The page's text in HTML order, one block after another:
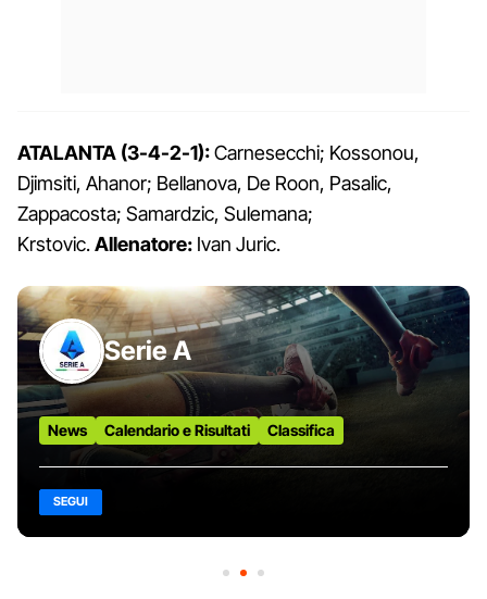
ATALANTA (3-4-2-1):Carnesecchi; Kossonou,
Djimsiti, Ahanor; Bellanova, De Roon, Pasalic,
Zappacosta; Samardzic, Sulemana;
Krstovic.Allenatore: Ivan Juric.
Serie A
News Calendario e Risultati Classifica
SEGUI